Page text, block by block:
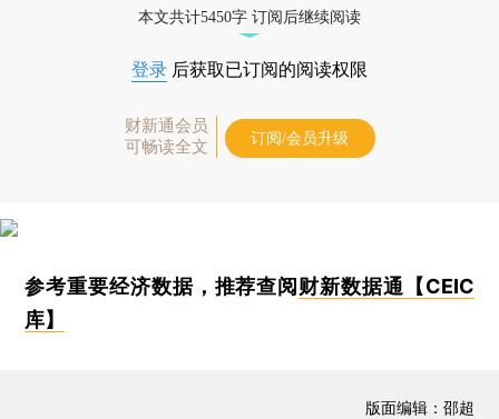
本文共计5450字 订阅后继续阅读
登录 后获取已订阅的阅读权限
财新通会员
可畅读全文
订阅/会员升级
参考重要经济数据，推荐查阅 财新数据通【CEIC
库】
版面编辑：邵超